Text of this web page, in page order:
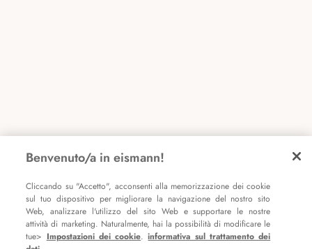
Benvenuto/a in eismann!
Cliccando su "Accetto", acconsenti alla memorizzazione dei cookie
sul tuo dispositivo per migliorare la navigazione del nostro sito
Web, analizzare l'utilizzo del sito Web e supportare le nostre
attività di marketing. Naturalmente, hai la possibilità di modificare le
tue> Impostazioni dei cookie.informativa sul trattamento dei